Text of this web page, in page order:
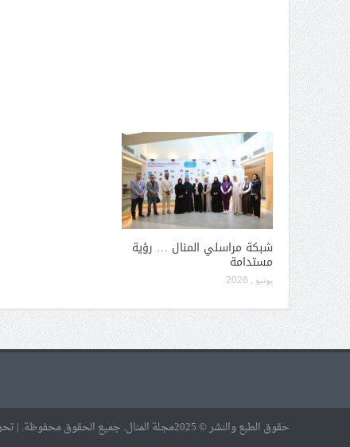
شبكة مراسلي المنال … رؤية
مستدامة
يونيو , 2026
حقوق الطبع والنشر © 2025مجلة المنال. جميع الحقوق محفوظة. | تحرير إلكتروني: علا النجار